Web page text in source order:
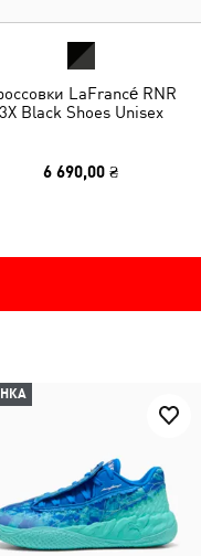
LaFrancé RNR
3X Black Shoes Unisex
6 690,00 ₴